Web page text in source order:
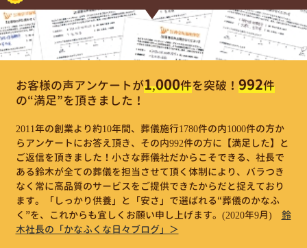
お客様の声アンケートが1,000件を突破！ 992件
の“満足”を頂きました！
2011年の創業より約10年間、葬儀施行1780件の内1000件の方か
らアンケートにお答え頂き、その内992件の方に【満足した】と
ご返信を頂きました！小さな葬儀社だからこそできる、社長で
ある鈴木が全ての葬儀を担当させて頂く体制により、バラつき
なく常に高品質のサービスをご提供できたからだと捉えており
ます。「しっかり供養」と「安さ」で選ばれる“葬儀のかなふ
く”を、これからも宜しくお願い申し上げます。 (2020年9月)
鈴
木社長の「かなふくな日々ブログ」＞